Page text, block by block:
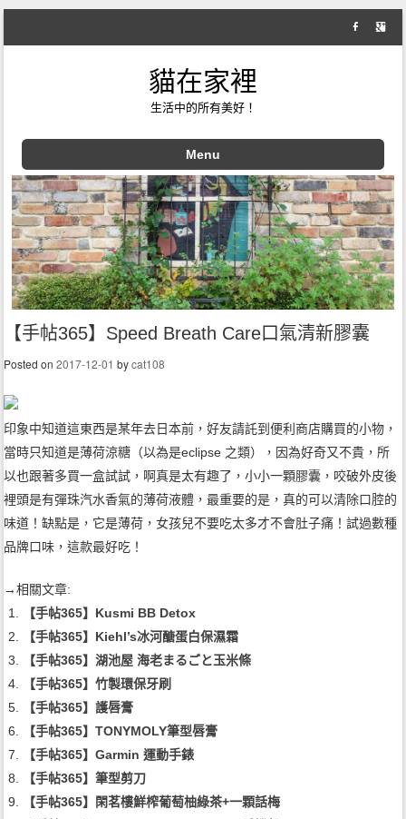
貓在家裡
生活中的所有美好！
Menu
Skip to content
【手帖365】Speed Breath Care口氣清新膠囊
Posted on2017-12-01 bycat108
印象中知道這東西是某年去日本前，好友請託到便利商店購買的小物，
當時只知道是薄荷涼糖（以為是eclipse 之類），因為好奇又不貴，所
以也跟著多買一盒試試，啊真是太有趣了，小小一顆膠囊，咬破外皮後
裡頭是有彈珠汽水香氣的薄荷液體，最重要的是，真的可以清除口腔的
味道！缺點是，它是薄荷，女孩兒不要吃太多才不會肚子痛！試過數種
品牌口味，這款最好吃！
→相關文章:
【手帖365】Kusmi BB Detox
【手帖365】Kiehl’s冰河醣蛋白保濕霜
【手帖365】湖池屋 海老まるごと玉米條
【手帖365】竹製環保牙刷
【手帖365】護唇膏
【手帖365】TONYMOLY筆型唇膏
【手帖365】Garmin 運動手錶
【手帖365】筆型剪刀
【手帖365】閑茗樓鮮榨葡萄柚綠茶+一顆話梅